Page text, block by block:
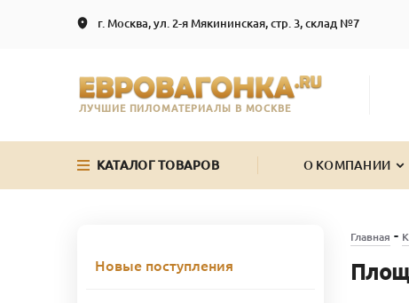
г. Москва, ул. 2-я Мякининская, стр. 3, склад №7
ЛУЧШИЕ ПИЛОМАТЕРИАЛЫ В МОСКВЕ
КАТАЛОГ ТОВАРОВ О КОМПАНИИ
Главная -
Новые поступления